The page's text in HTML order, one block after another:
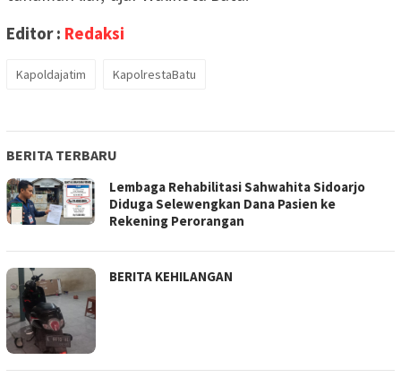
Editor : Redaksi
Kapoldajatim KapolrestaBatu
BERITA TERBARU
Lembaga Rehabilitasi Sahwahita Sidoarjo
Diduga Selewengkan Dana Pasien ke
Rekening Perorangan
BERITA KEHILANGAN